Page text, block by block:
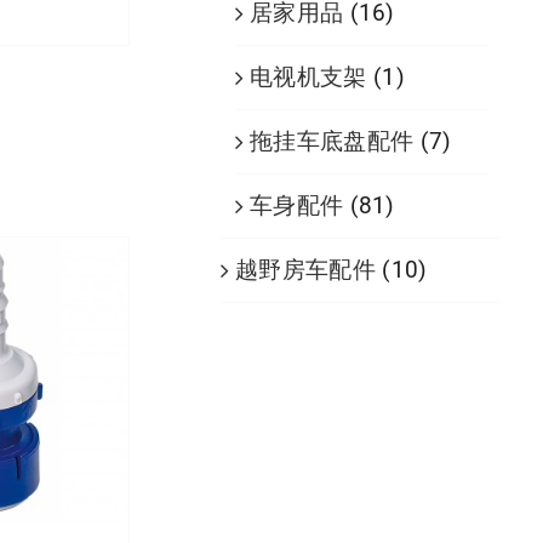
居家用品 (16)
电视机支架 (1)
拖挂车底盘配件 (7)
车身配件 (81)
越野房车配件 (10)